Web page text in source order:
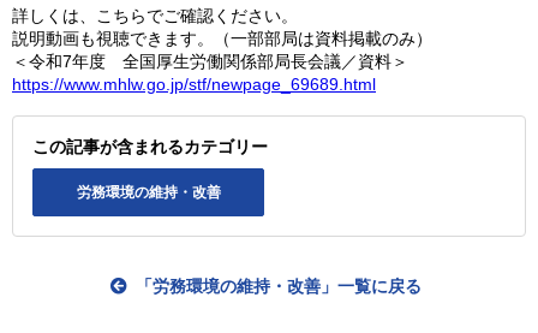
詳しくは、こちらでご確認ください。
説明動画も視聴できます。（一部部局は資料掲載のみ）
＜令和7年度 全国厚生労働関係部局長会議／資料＞
https://www.mhlw.go.jp/stf/newpage_69689.html
この記事が含まれるカテゴリー
労務環境の維持・改善
「労務環境の維持・改善」一覧に戻る